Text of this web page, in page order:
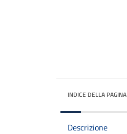
INDICE DELLA PAGINA
Descrizione